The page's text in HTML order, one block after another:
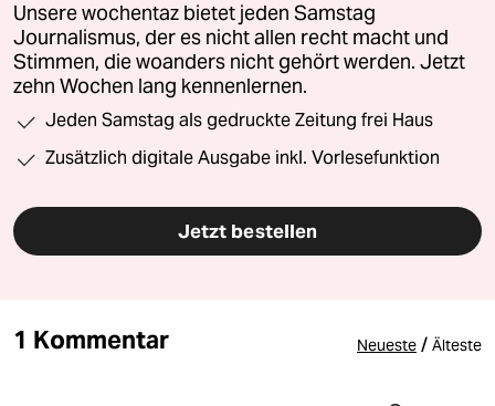
Unsere wochentaz bietet jeden Samstag
Journalismus, der es nicht allen recht macht und
Stimmen, die woanders nicht gehört werden. Jetzt
zehn Wochen lang kennenlernen.
Jeden Samstag als gedruckte Zeitung frei Haus
Zusätzlich digitale Ausgabe inkl. Vorlesefunktion
Jetzt bestellen
1 Kommentar Neueste / Älteste